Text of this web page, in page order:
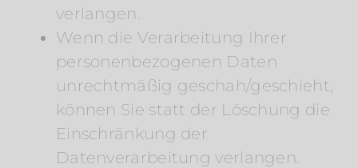
verlangen.
Wenn die Verarbeitung Ihrer
personenbezogenen Daten
unrechtmäßig geschah/geschieht,
können Sie statt der Löschung die
Einschränkung der
Datenverarbeitung verlangen.